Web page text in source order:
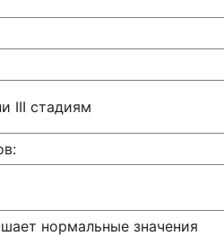
III стадиям
нормальные значения